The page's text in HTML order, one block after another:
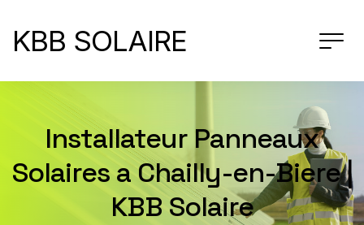
KBB SOLAIRE
Installateur Panneaux
Solaires a Chailly-en-Biere |
KBB Solaire